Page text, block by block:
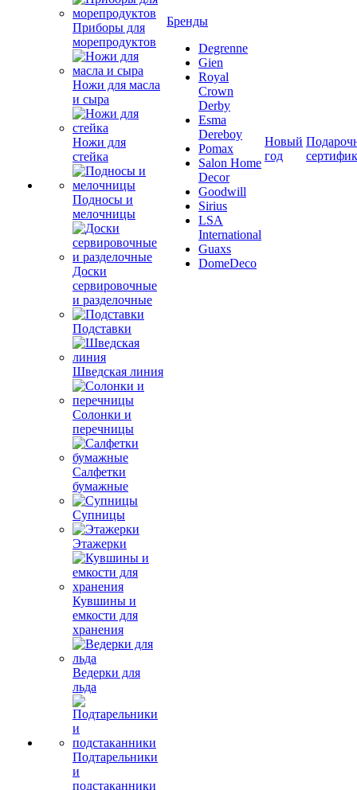
Приборы для
морепродуктов
Ножи для масла
и сыра
Ножи для
стейка
Подносы и
мелочницы
Доски
сервировочные
и разделочные
Подставки
Шведская линия
Солонки и
перечницы
Салфетки
бумажные
Супницы
Этажерки
Кувшины и
емкости для
хранения
Ведерки для
льда
Подтарельники
и
подстаканники
Бренды
Degrenne
Gien
Royal
Crown
Derby
Esma
Dereboy
Pomax
Salon Home
Decor
Goodwill
Sirius
LSA
International
Guaxs
DomeDeco
Новый
год